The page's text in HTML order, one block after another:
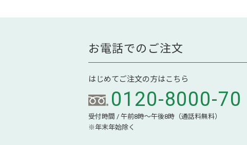
お電話でのご注文
はじめてご注文の方はこちら
0120-8000-70
受付時間 / 午前8時～午後8時（通話料無料）
※年末年始除く